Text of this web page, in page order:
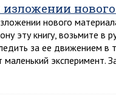
нового
эту книгу, возьмите в
за ее движением
эксперимент.